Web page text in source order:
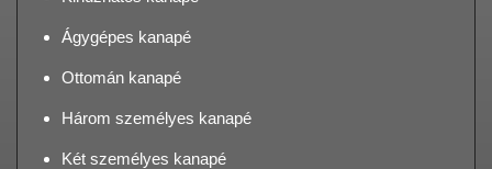
Ágygépes kanapé
Ottomán kanapé
Három személyes kanapé
Két személyes kanapé